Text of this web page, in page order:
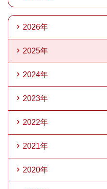
2026年
2025年
2024年
2023年
2022年
2021年
2020年